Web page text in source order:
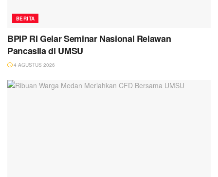
BERITA
BPIP RI Gelar Seminar Nasional Relawan
Pancasila di UMSU
4 AGUSTUS 2026